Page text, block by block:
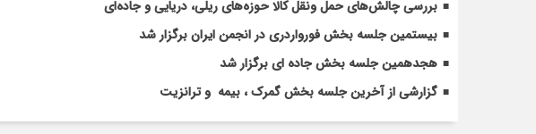
بررسی چالش‌های حمل ونقل کالا حوزه‌های ریلی، دریایی و جاده‌ای
بیستمین جلسه بخش فورواردری در انجمن ایران برگزار شد
هجدهمین جلسه بخش جاده ای برگزار شد
گزارشی از آخرین جلسه بخش گمرک ، بیمه و ترانزیت